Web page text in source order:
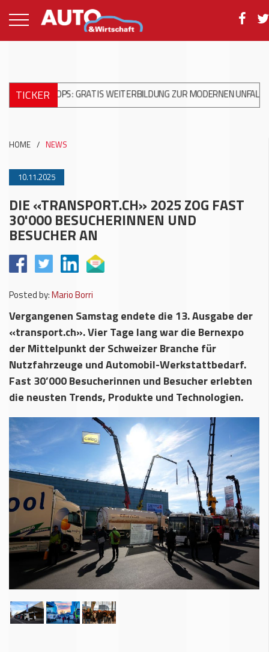
TICKERGRATIS WEITERBILDUNG ZUR MODERNEN
HOME / NEWS
10.11.2025
DIE «TRANSPORT.CH» 2025 ZOG FAST
30'000 BESUCHERINNEN UND
BESUCHER AN
Posted by:Mario Borri
Vergangenen Samstag endete die 13. Ausgabe der
«transport.ch». Vier Tage lang war die Bernexpo
der Mittelpunkt der Schweizer Branche für
Nutzfahrzeuge und Automobil-Werkstattbedarf.
Fast 30’000 Besucherinnen und Besucher erlebten
die neusten Trends, Produkte und Technologien.